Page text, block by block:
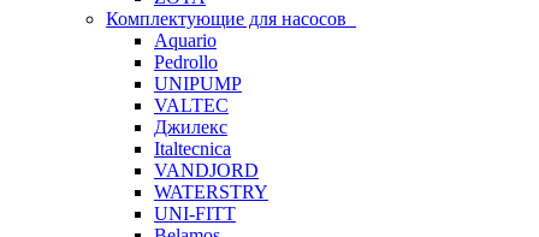
Комплектующие для насосов
Aquario
Pedrollo
UNIPUMP
VALTEC
Джилекс
Italtecnica
VANDJORD
WATERSTRY
UNI-FITT